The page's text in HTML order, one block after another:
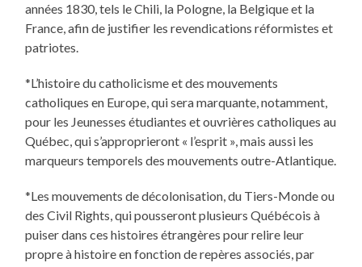
années 1830, tels le Chili, la Pologne, la Belgique et la
France, afin de justifier les revendications réformistes et
patriotes.
*L’histoire du catholicisme et des mouvements
catholiques en Europe, qui sera marquante, notamment,
pour les Jeunesses étudiantes et ouvrières catholiques au
Québec, qui s’approprieront « l’esprit », mais aussi les
marqueurs temporels des mouvements outre-Atlantique.
*Les mouvements de décolonisation, du Tiers-Monde ou
des Civil Rights, qui pousseront plusieurs Québécois à
puiser dans ces histoires étrangères pour relire leur
propre à histoire en fonction de repères associés, par